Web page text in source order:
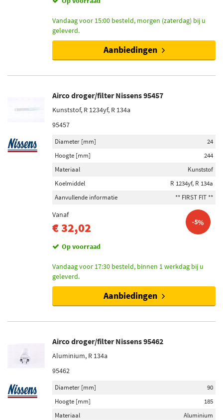
Vandaag voor 15:00 besteld, morgen (zaterdag) bij u
geleverd.
Aanbiedingen
Airco droger/filter Nissens 95457
Kunststof, R 1234yf, R 134a
95457
Diameter [mm]
24
Hoogte [mm]
244
Materiaal
Kunststof
Koelmiddel
R 1234yf, R 134a
Aanvullende informatie
** FIRST FIT **
Vanaf
€ 32,02 -5%
Op voorraad
Vandaag voor 17:30 besteld, binnen 1 werkdag bij u
geleverd.
Aanbiedingen
Airco droger/filter Nissens 95462
Aluminium, R 134a
95462
Diameter [mm]
90
Hoogte [mm]
185
Materiaal
Aluminium